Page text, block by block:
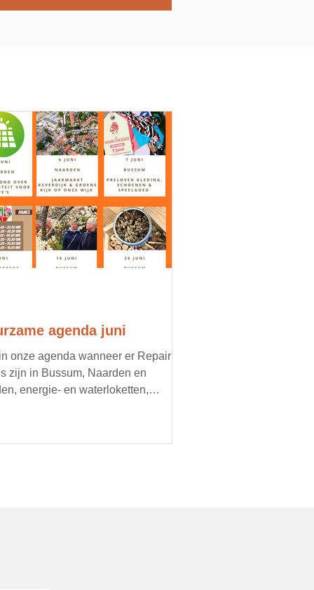
agenda juni
onze agenda wanneer er Repair
zijn in Bussum, Naarden en
energie- en waterloketten,